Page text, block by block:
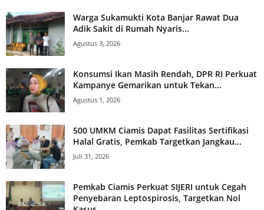
Warga Sukamukti Kota Banjar Rawat Dua
Adik Sakit di Rumah Nyaris...
Agustus 3, 2026
Konsumsi Ikan Masih Rendah, DPR RI Perkuat
Kampanye Gemarikan untuk Tekan...
Agustus 1, 2026
500 UMKM Ciamis Dapat Fasilitas Sertifikasi
Halal Gratis, Pemkab Targetkan Jangkau...
Juli 31, 2026
Pemkab Ciamis Perkuat SIJERI untuk Cegah
Penyebaran Leptospirosis, Targetkan Nol